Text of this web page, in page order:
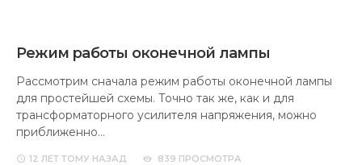
Режим работы оконечной лампы
Рассмотрим сначала режим работы оконечной лампы
для простейшей схемы. Точно так же, как и для
трансформаторного усилителя напряжения, можно
приближенно…
12 ЛЕТ ТОМУ НАЗАД 839 ПРОСМОТРА